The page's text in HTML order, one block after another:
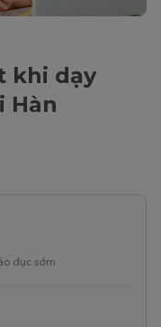
khi dạy
Hàn
dục sớm